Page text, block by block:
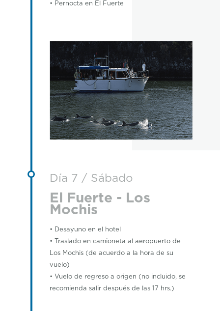
• Pernocta en El Fuerte
Día 7 / Sábado
El Fuerte - Los
Mochis
• Desayuno en el hotel
• Traslado en camioneta al aeropuerto de
Los Mochis (de acuerdo a la hora de su
vuelo)
• Vuelo de regreso a origen (no incluido, se
recomienda salir después de las 17 hrs.)